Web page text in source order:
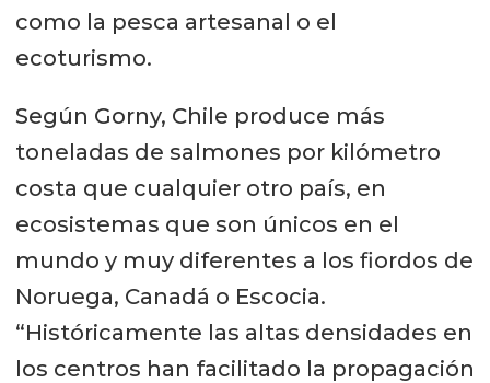
como la pesca artesanal o el
ecoturismo.
Según Gorny, Chile produce más
toneladas de salmones por kilómetro
costa que cualquier otro país, en
ecosistemas que son únicos en el
mundo y muy diferentes a los fiordos de
Noruega, Canadá o Escocia.
“Históricamente las altas densidades en
los centros han facilitado la propagación